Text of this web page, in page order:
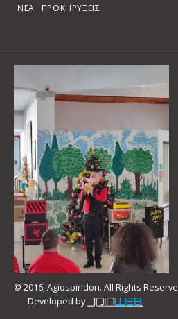
ΝΕΑ ΠΡΟΚΗΡΥΞΕΙΣ
© 2016, Agiospiridon. All Rights
Developed by